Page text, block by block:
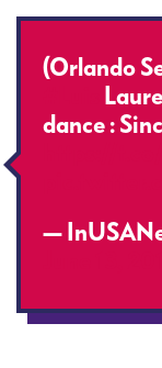
(Orlando
dance :
—